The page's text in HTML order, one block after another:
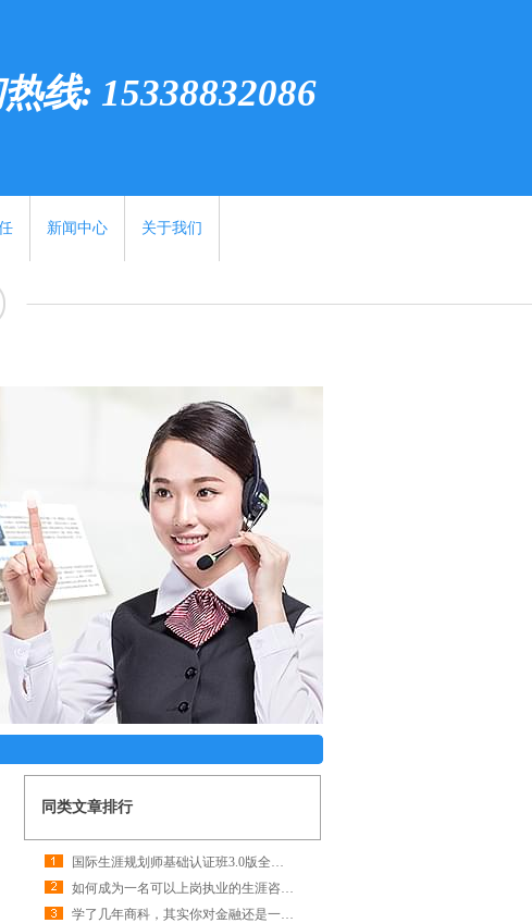
线: 15338832086
新闻中心 关于我们
同类文章排行
国际生涯规划师基础认证班3.0版全面升级快来报名吧~
如何成为一名可以上岗执业的生涯咨询师？
学了几年商科，其实你对金融还是一窍不通